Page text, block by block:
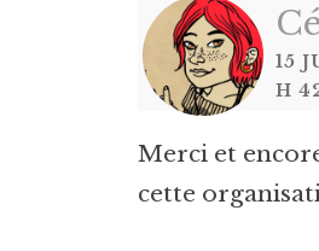
15
H
Merci et
cette